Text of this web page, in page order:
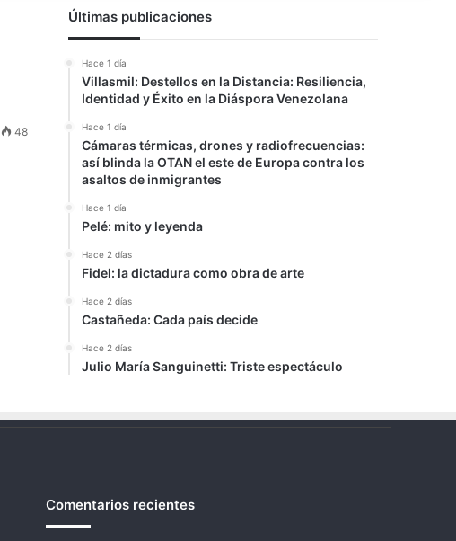
48
Últimas publicaciones
Hace 1 día
Villasmil: Destellos en la Distancia: Resiliencia,
Identidad y Éxito en la Diáspora Venezolana
Hace 1 día
Cámaras térmicas, drones y radiofrecuencias:
así blinda la OTAN el este de Europa contra los
asaltos de inmigrantes
Hace 1 día
Pelé: mito y leyenda
Hace 2 días
Fidel: la dictadura como obra de arte
Hace 2 días
Castañeda: Cada país decide
Hace 2 días
Julio María Sanguinetti: Triste espectáculo
Comentarios recientes